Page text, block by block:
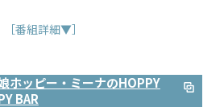
［番組詳細▼］
ホッピー・ミーナのHOPPY
BAR